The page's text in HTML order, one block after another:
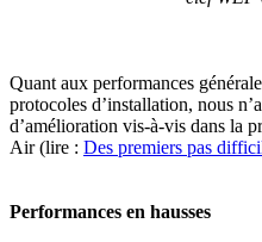
Quant aux performances
protocoles d’installation, nous
d’amélioration vis-à-vis dans la
Air (lire : Des premiers pas
Performances en hausses